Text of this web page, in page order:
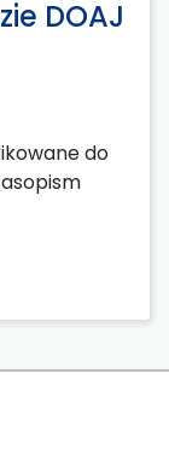
DOAJ
do